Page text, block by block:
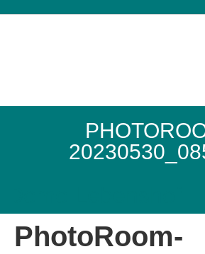
PhotoRoom-